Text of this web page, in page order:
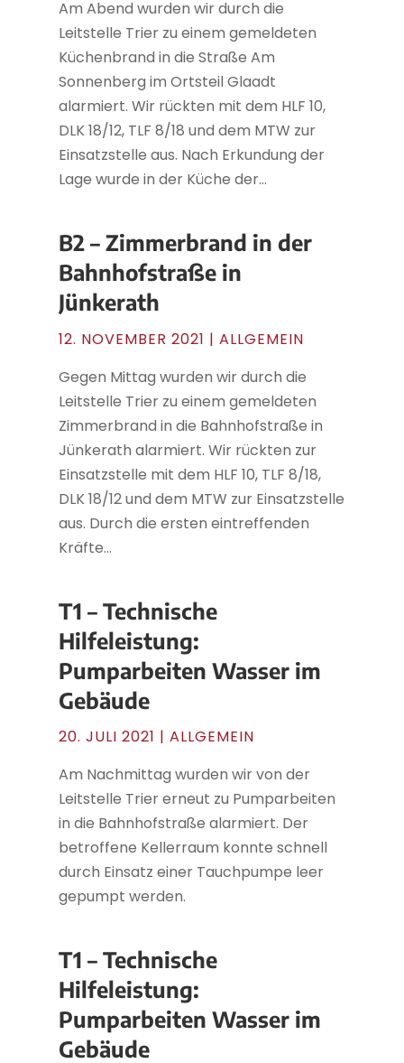
Am Abend wurden wir durch die
Leitstelle Trier zu einem gemeldeten
Küchenbrand in die Straße Am
Sonnenberg im Ortsteil Glaadt
alarmiert. Wir rückten mit dem HLF 10,
DLK 18/12, TLF 8/18 und dem MTW zur
Einsatzstelle aus. Nach Erkundung der
Lage wurde in der Küche der...
B2 – Zimmerbrand in der
Bahnhofstraße in
Jünkerath
12. NOVEMBER 2021 | ALLGEMEIN
Gegen Mittag wurden wir durch die
Leitstelle Trier zu einem gemeldeten
Zimmerbrand in die Bahnhofstraße in
Jünkerath alarmiert. Wir rückten zur
Einsatzstelle mit dem HLF 10, TLF 8/18,
DLK 18/12 und dem MTW zur Einsatzstelle
aus. Durch die ersten eintreffenden
Kräfte...
T1 – Technische
Hilfeleistung:
Pumparbeiten Wasser im
Gebäude
20. JULI 2021 | ALLGEMEIN
Am Nachmittag wurden wir von der
Leitstelle Trier erneut zu Pumparbeiten
in die Bahnhofstraße alarmiert. Der
betroffene Kellerraum konnte schnell
durch Einsatz einer Tauchpumpe leer
gepumpt werden.
T1 – Technische
Hilfeleistung:
Pumparbeiten Wasser im
Gebäude